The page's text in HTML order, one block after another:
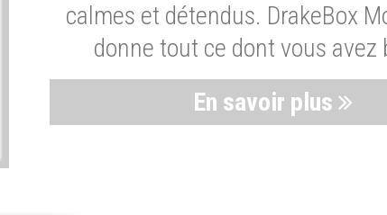
calmes et détendus. DrakeBox
donne tout ce dont vous avez
En savoir plus